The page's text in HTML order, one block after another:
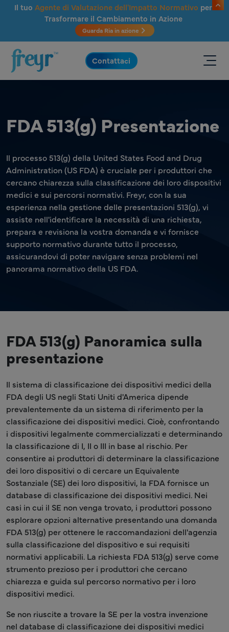
Salta al contenuto principale
Il tuo Agente di Valutazione dell'Impatto Normativo per
Trasformare il Cambiamento in Azione
Guarda Ria in azione
.
Contattaci
FDA 513(g) Presentazione
Il processo 513(g) della United States Food and Drug
Administration (US FDA) è cruciale per i produttori che
cercano chiarezza sulla classificazione dei loro dispositivi
medici e sui percorsi normativi. Freyr, con la sua
esperienza nella gestione delle presentazioni 513(g), vi
assiste nell'identificare la necessità di una richiesta,
prepara e revisiona la vostra domanda e vi fornisce
supporto normativo durante tutto il processo,
assicurandovi di poter navigare senza problemi nel
panorama normativo della US FDA.
FDA 513(g) Panoramica sulla
presentazione
Il sistema di classificazione dei dispositivi medici della
FDA degli US negli Stati Uniti d'America dipende
prevalentemente da un sistema di riferimento per la
classificazione dei dispositivi medici. Cioè, confrontando
i dispositivi legalmente commercializzati e determinando
la classificazione di I, II o III in base al rischio. Per
consentire ai produttori di determinare la classificazione
dei loro dispositivi o di cercare un Equivalente
Sostanziale (SE) dei loro dispositivi, la FDA fornisce un
database di classificazione dei dispositivi medici. Nei
casi in cui il SE non venga trovato, i produttori possono
esplorare opzioni alternative presentando una domanda
FDA 513(g) per ottenere le raccomandazioni dell'agenzia
sulla classificazione del dispositivo e sui requisiti
normativi applicabili. La richiesta FDA 513(g) serve come
strumento prezioso per i produttori che cercano
chiarezza e guida sul percorso normativo per i loro
dispositivi medici.
Se non riuscite a trovare la SE per la vostra invenzione
nel database di classificazione dei dispositivi medici